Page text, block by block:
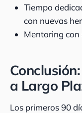
Tiempo
con nuevas
Mentoring con
a Largo
Los primeros 90